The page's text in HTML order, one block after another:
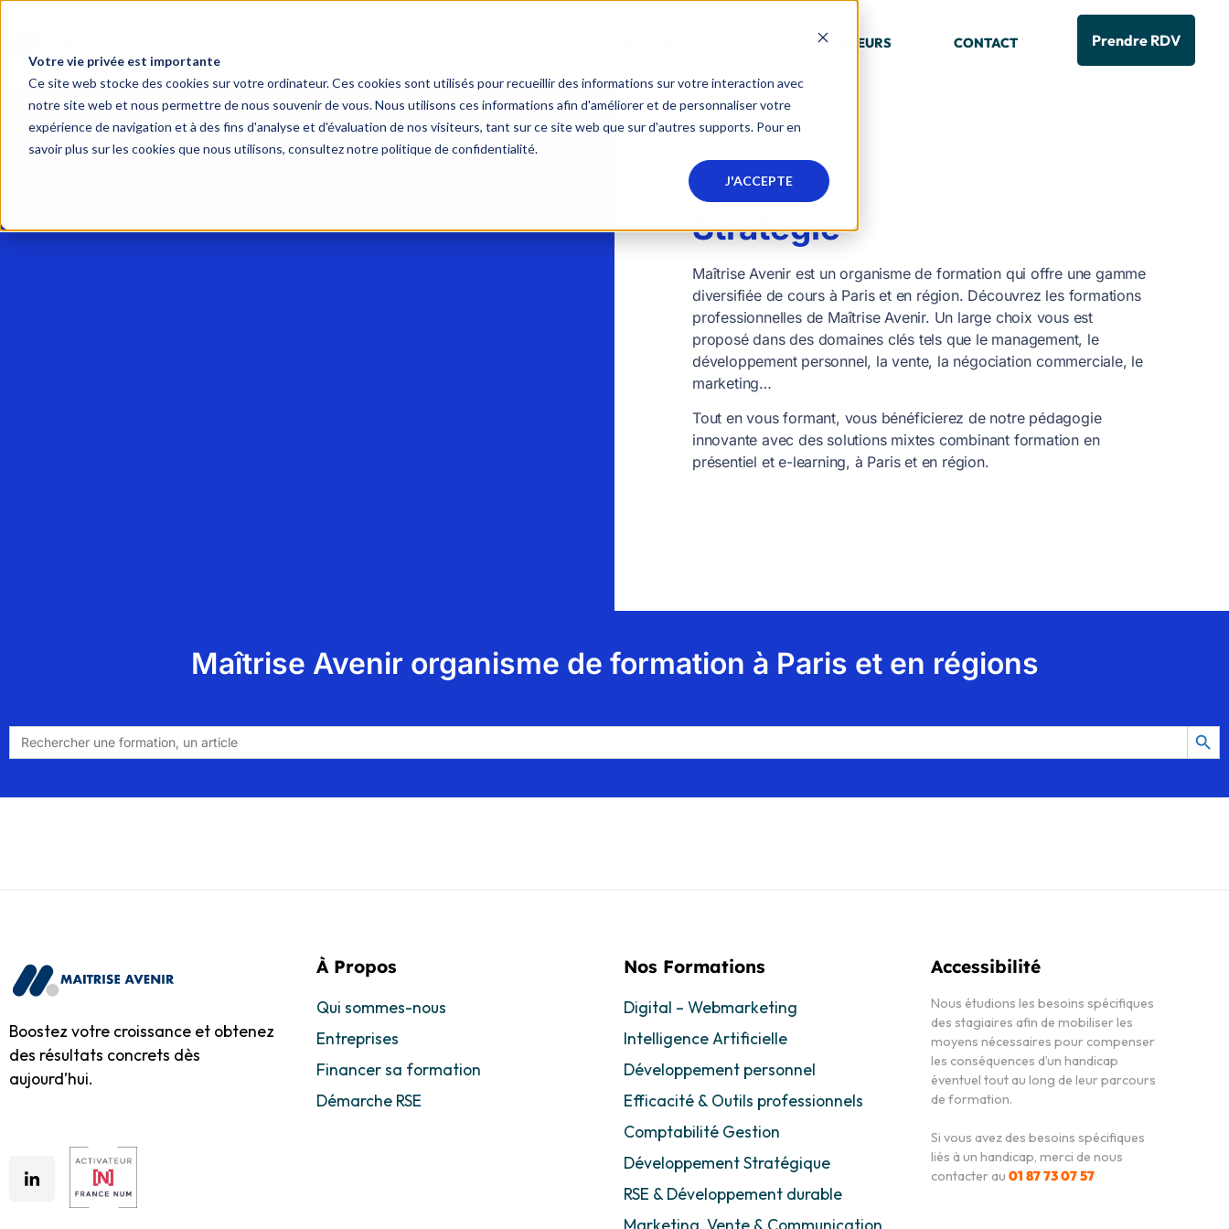
Votre vie privée est importante
Ce site web stocke des cookies sur votre ordinateur. Ces cookies sont utilisés pour recueillir des informations sur votre interaction avec
notre site web et nous permettre de nous souvenir de vous. Nous utilisons ces informations afin d'améliorer et de personnaliser votre
expérience de navigation et à des fins d'analyse et d'évaluation de nos visiteurs, tant sur ce site web que sur d'autres supports. Pour en
savoir plus sur les cookies que nous utilisons, consultez notre politique de confidentialité.
J'ACCEPTE
FORMATEURS CONTACT Prendre RDV
Stratégie
Maîtrise Avenir est un organisme de formation qui offre une gamme
diversifiée de cours à Paris et en région. Découvrez les formations
professionnelles de Maîtrise Avenir. Un large choix vous est
proposé dans des domaines clés tels que le management, le
développement personnel, la vente, la négociation commerciale, le
marketing…
Tout en vous formant, vous bénéficierez de notre pédagogie
innovante avec des solutions mixtes combinant formation en
présentiel et e-learning, à Paris et en région.
Maîtrise Avenir organisme de formation à Paris et en régions
Search
for:
Boostez votre croissance et obtenez
des résultats concrets dès
aujourd’hui.
À Propos
Qui sommes-nous
Entreprises
Financer sa formation
Démarche RSE
Nos Formations
Digital – Webmarketing
Intelligence Artificielle
Développement personnel
Efficacité & Outils professionnels
Comptabilité Gestion
Développement Stratégique
RSE & Développement durable
Accessibilité
Nous étudions les besoins spécifiques
des stagiaires afin de mobiliser les
moyens nécessaires pour compenser
les conséquences d’un handicap
éventuel tout au long de leur parcours
de formation.
Si vous avez des besoins spécifiques
liés à un handicap, merci de nous
contacter au 01 87 73 07 57